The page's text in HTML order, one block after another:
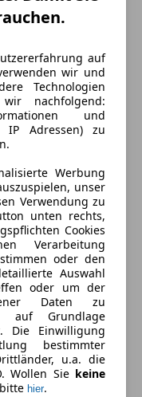
auf
wir und
Technologien
nachfolgend:
und
IP Adressen) zu
Werbung
unser
Verwendung zu
unten rechts,
Cookies
Verarbeitung
oder den
Auswahl
oder um der
Daten zu
auf Grundlage
Die Einwilligung
bestimmter
u.a. die
Wollen Sie keine
hier.